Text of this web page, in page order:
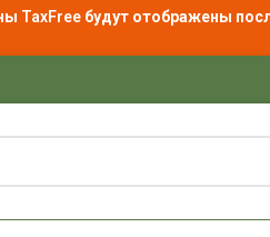
TaxFree будут отображены